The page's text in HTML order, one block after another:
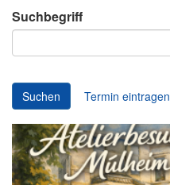
Datum
Suchbegriff
Suchen Termin eintragen